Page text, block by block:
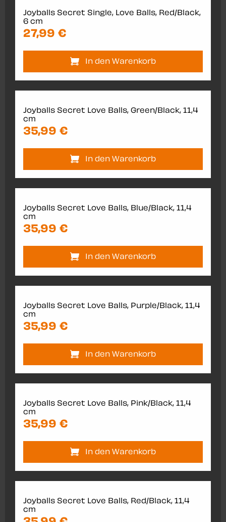
Joyballs Secret Single, Love Balls, Red/Black,
6 cm
27,99 €
In den Warenkorb
Joyballs Secret Love Balls, Green/Black, 11,4
cm
35,99 €
In den Warenkorb
Joyballs Secret Love Balls, Blue/Black, 11,4
cm
35,99 €
In den Warenkorb
Joyballs Secret Love Balls, Purple/Black, 11,4
cm
35,99 €
In den Warenkorb
Joyballs Secret Love Balls, Pink/Black, 11,4
cm
35,99 €
In den Warenkorb
Joyballs Secret Love Balls, Red/Black, 11,4
cm